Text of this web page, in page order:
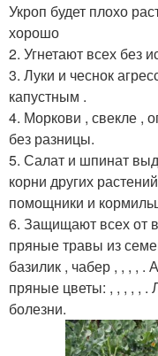
Укроп будет плохо
хорошо
2. Угнетают всех без
3. Луки и чеснок
капустным .
4. Моркови , свекле ,
без разницы.
5. Салат и шпинат
корни других
помощники и
6. Защищают всех от
пряные травы из
базилик , чабер , , , ,
пряные цветы: , , , , , .
болезни.